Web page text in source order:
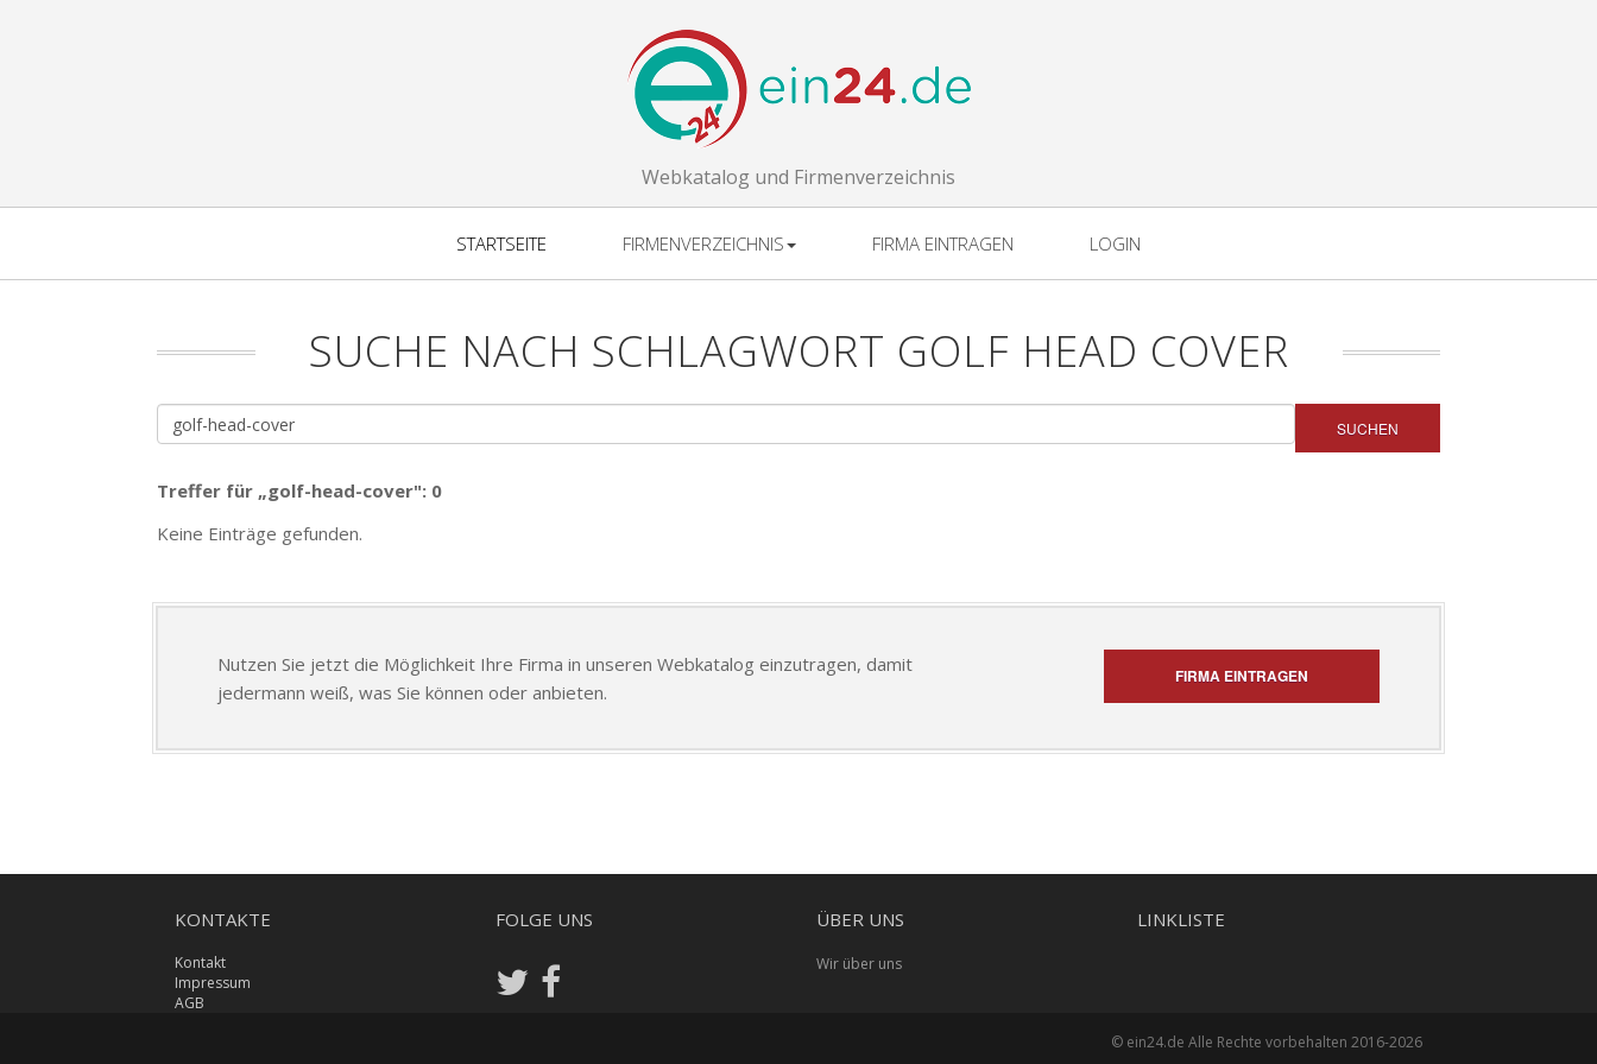
Webkatalog und Firmenverzeichnis
STARTSEITE FIRMENVERZEICHNIS FIRMA EINTRAGEN LOGIN
SUCHE NACH SCHLAGWORT GOLF HEAD COVER
SUCHEN
Treffer für „golf-head-cover": 0
Keine Einträge gefunden.
Nutzen Sie jetzt die Möglichkeit Ihre Firma in unseren Webkatalog einzutragen, damit
jedermann weiß, was Sie können oder anbieten.
FIRMA EINTRAGEN
KONTAKTE
Kontakt
Impressum
AGB
FOLGE UNS ÜBER UNS
Wir über uns
LINKLISTE
© ein24.de Alle Rechte vorbehalten 2016-2026